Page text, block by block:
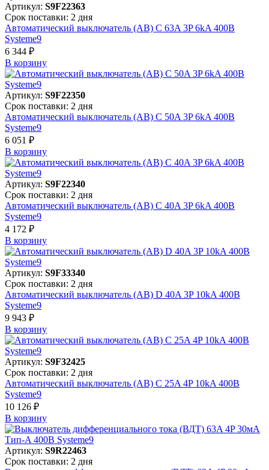
Артикул: S9F22363
Срок поставки: 2 дня
Автоматический выключатель (АВ) C 63A 3P 6kA 400В
Systeme9
6 344 ₽
В корзинy
Артикул: S9F22350
Срок поставки: 2 дня
Автоматический выключатель (АВ) C 50A 3P 6kA 400В
Systeme9
6 051 ₽
В корзинy
Артикул: S9F22340
Срок поставки: 2 дня
Автоматический выключатель (АВ) C 40A 3P 6kA 400В
Systeme9
4 172 ₽
В корзинy
Артикул: S9F33340
Срок поставки: 2 дня
Автоматический выключатель (АВ) D 40A 3P 10kA 400В
Systeme9
9 943 ₽
В корзинy
Артикул: S9F32425
Срок поставки: 2 дня
Автоматический выключатель (АВ) C 25A 4P 10kA 400В
Systeme9
10 126 ₽
В корзинy
Артикул: S9R22463
Срок поставки: 2 дня